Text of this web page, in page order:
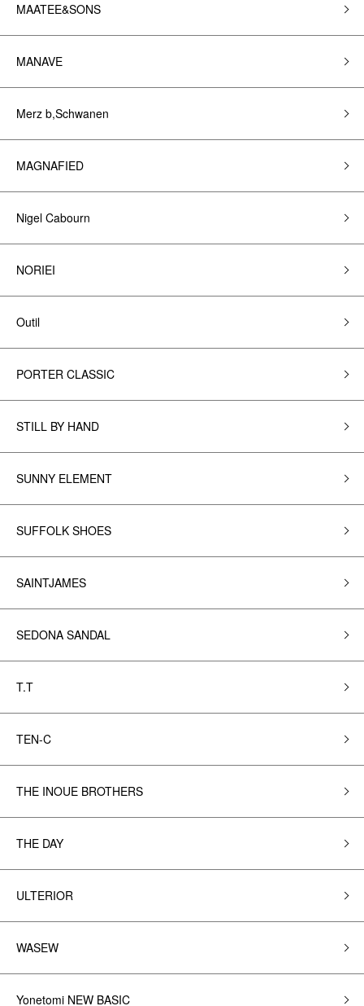
MAATEE&SONS
MANAVE
Merz b,Schwanen
MAGNAFIED
Nigel Cabourn
NORIEI
Outil
PORTER CLASSIC
STILL BY HAND
SUNNY ELEMENT
SUFFOLK SHOES
SAINTJAMES
SEDONA SANDAL
T.T
TEN-C
THE INOUE BROTHERS
THE DAY
ULTERIOR
WASEW
Yonetomi NEW BASIC